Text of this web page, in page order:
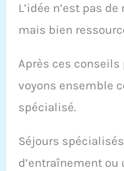
L’idée n’est pas
mais bien
Après ces
voyons ensemble
spécialisé.
Séjours
d’entraînement